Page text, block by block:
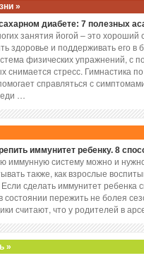
»
диабете: 7 полезных
занятия йогой – это хороший
здоровье и поддерживать его в
физических упражнений, с
снимается стресс. Гимнастика
справляться с
…
иммунитет ребенку. 8
иммунную систему можно и
также, как взрослые
сделать иммунитет ребенка
состоянии пережить не болея
считают, что у родителей в
»